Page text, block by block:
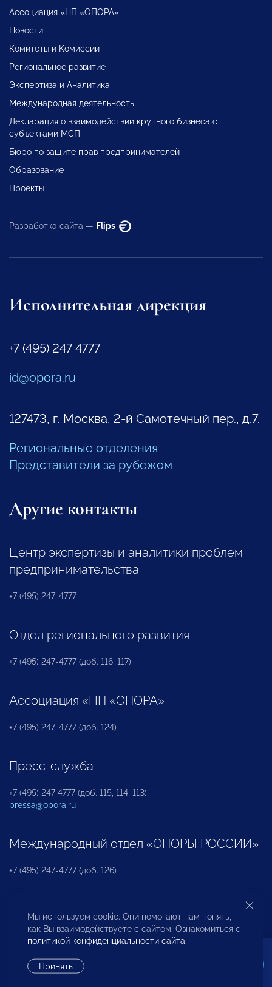
Ассоциация «НП «ОПОРА»
Новости
Комитеты и Комиссии
Региональное развитие
Экспертиза и Аналитика
Международная деятельность
Декларация о взаимодействии крупного бизнеса с
субъектами МСП
Бюро по защите прав предпринимателей
Образование
Проекты
Разработка сайта — Flips
Исполнительная дирекция
+7 (495) 247 4777
id@opora.ru
127473, г. Москва, 2-й Самотечный пер., д.7.
Региональные отделения
Представители за рубежом
Другие контакты
Центр экспертизы и аналитики проблем
предпринимательства
+7 (495) 247-4777
Отдел регионального развития
+7 (495) 247-4777 (доб. 116, 117)
Ассоциация «НП «ОПОРА»
+7 (495) 247-4777 (доб. 124)
Пресс-служба
+7 (495) 247 4777 (доб. 115, 114, 113)
pressa@opora.ru
Международный отдел «ОПОРЫ РОССИИ»
+7 (495) 247-4777 (доб. 126)
Бюро по защите прав предпринимателей и
инвесторов
Мы используем cookie. Они помогают нам понять,
как Вы взаимодействуете с сайтом. Ознакомиться с
политикой конфиденциальности сайта.
Принять